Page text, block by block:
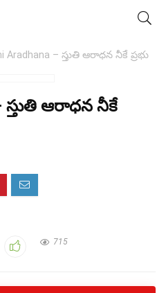
Aradhana – స్తుతి ఆరాధన నీకే ప్రభు
స్తుతి ఆరాధన నీకే
715